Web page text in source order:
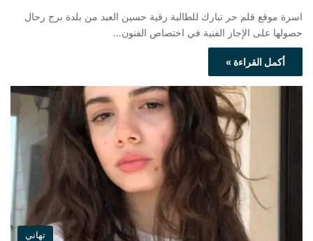
اسرة موقع قلم حر تبارك للطالبة رقية حسين العبد من بلدة برج رحال
حصولها على الإجاز الفنية في اختصاص الفنون…
أكمل القراءة »
تهاني